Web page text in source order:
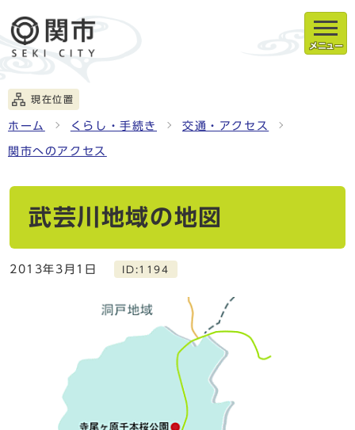
メニュー
現在位置
ホーム くらし・手続き 交通・アクセス
関市へのアクセス
武芸川地域の地図
2013年3月1日 ID:1194